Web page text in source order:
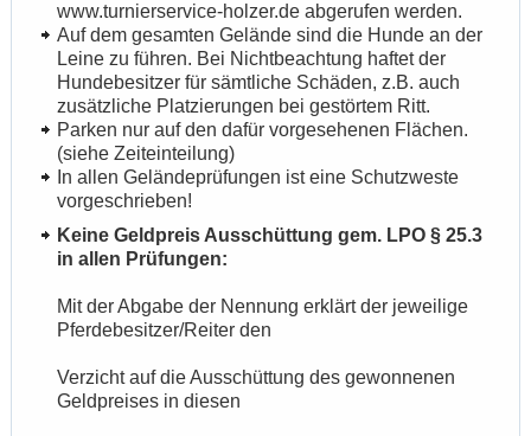
www.turnierservice-holzer.de abgerufen werden.
Auf dem gesamten Gelände sind die Hunde an der
Leine zu führen. Bei Nichtbeachtung haftet der
Hundebesitzer für sämtliche Schäden, z.B. auch
zusätzliche Platzierungen bei gestörtem Ritt.
Parken nur auf den dafür vorgesehenen Flächen.
(siehe Zeiteinteilung)
In allen Geländeprüfungen ist eine Schutzweste
vorgeschrieben!
Keine Geldpreis Ausschüttung gem. LPO § 25.3
in allen Prüfungen:
Mit der Abgabe der Nennung erklärt der jeweilige
Pferdebesitzer/Reiter den
Verzicht auf die Ausschüttung des gewonnenen
Geldpreises in diesen